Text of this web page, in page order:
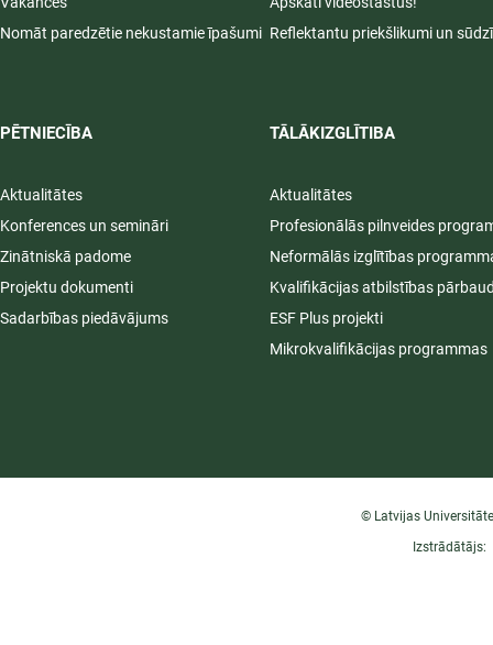
Nomāt paredzētie nekustamie īpašumi
PĒTNIECĪBA
Aktualitātes
Konferences un semināri
Zinātniskā padome
Projektu dokumenti
Sadarbības piedāvājums
Reflektantu priekšlikumi un
TĀLĀKIZGLĪTIBA
Aktualitātes
Profesionālās pilnveides
Neformālās izglītības
Kvalifikācijas atbilstības
ESF Plus projekti
Mikrokvalifikācijas programmas
© Latvijas
Izstrādātājs: